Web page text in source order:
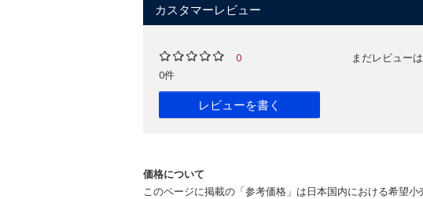
カスタマーレビュー
0
0件
レビューを書く
まだレビュー
価格について
このページに掲載の「参考価格」は日本国内における希望